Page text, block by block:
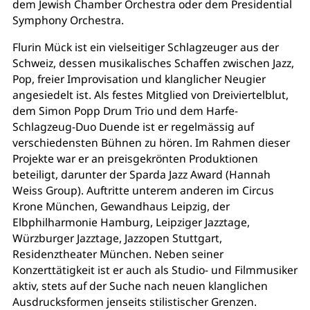
dem Jewish Chamber Orchestra oder dem Presidential
Symphony Orchestra.
Flurin Mück ist ein vielseitiger Schlagzeuger aus der
Schweiz, dessen musikalisches Schaffen zwischen Jazz,
Pop, freier Improvisation und klanglicher Neugier
angesiedelt ist. Als festes Mitglied von Dreiviertelblut,
dem Simon Popp Drum Trio und dem Harfe-
Schlagzeug-Duo Duende ist er regelmässig auf
verschiedensten Bühnen zu hören. Im Rahmen dieser
Projekte war er an preisgekrönten Produktionen
beteiligt, darunter der Sparda Jazz Award (Hannah
Weiss Group). Auftritte unterem anderen im Circus
Krone München, Gewandhaus Leipzig, der
Elbphilharmonie Hamburg, Leipziger Jazztage,
Würzburger Jazztage, Jazzopen Stuttgart,
Residenztheater München. Neben seiner
Konzerttätigkeit ist er auch als Studio- und Filmmusiker
aktiv, stets auf der Suche nach neuen klanglichen
Ausdrucksformen jenseits stilistischer Grenzen.